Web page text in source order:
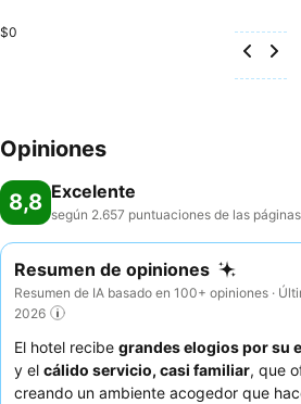
$0
Opiniones
8,8 Excelente
según 2.657 puntuaciones de las páginas
Resumen de opiniones
Resumen de IA basado en 100+ opiniones ·
2026
El hotel recibe grandes elogios por su
y el cálido servicio, casi familiar, que
creando un ambiente acogedor que